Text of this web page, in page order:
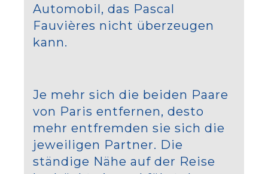
Automobil, das Pascal
Fauvières nicht überzeugen
kann.
Je mehr sich die beiden Paare
von Paris entfernen, desto
mehr entfremden sie sich die
jeweiligen Partner. Die
ständige Nähe auf der Reise